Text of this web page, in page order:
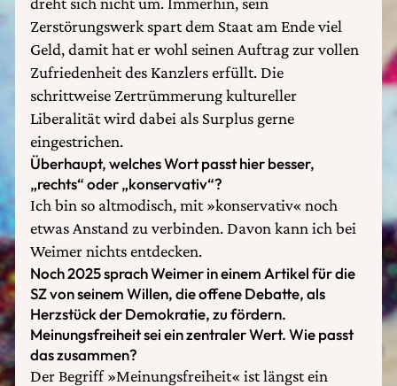
Zerstörungswerk spart dem Staat am Ende viel
Geld, damit hat er wohl seinen Auftrag zur vollen
Zufriedenheit des Kanzlers erfüllt. Die
schrittweise Zertrümmerung kultureller
Liberalität wird dabei als Surplus gerne
eingestrichen.
Überhaupt, welches Wort passt hier besser,
„rechts“ oder „konservativ“?
Ich bin so altmodisch, mit »konservativ« noch
etwas Anstand zu verbinden. Davon kann ich bei
Weimer nichts entdecken.
Noch 2025 sprach Weimer in einem Artikel für die
SZ von seinem Willen, die offene Debatte, als
Herzstück der Demokratie, zu fördern.
Meinungsfreiheit sei ein zentraler Wert. Wie passt
das zusammen?
Der Begriff »Meinungsfreiheit« ist längst ein